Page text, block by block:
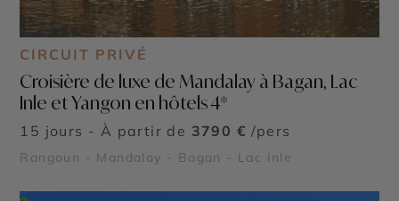
CIRCUIT PRIVÉ
Croisière de luxe de Mandalay à Bagan, Lac
Inle et Yangon en hôtels 4*
15 jours - À partir de 3790 € /pers
Rangoun - Mandalay - Bagan - Lac Inle